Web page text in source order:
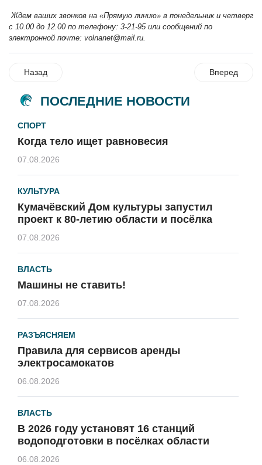
Ждем ваших звонков на «Прямую линию» в понедельник и четверг
с 10.00 до 12.00 по телефону: 3-21-95 или сообщений по
электронной почте: volnanet@mail.ru
Назад Вперед
ПОСЛЕДНИЕ НОВОСТИ
СПОРТ
Когда тело ищет равновесия
07.08.2026
КУЛЬТУРА
Кумачёвский Дом культуры запустил
проект к 80-летию области и посёлка
07.08.2026
ВЛАСТЬ
Машины не ставить!
07.08.2026
РАЗЪЯСНЯЕМ
Правила для сервисов аренды
электросамокатов
06.08.2026
ВЛАСТЬ
В 2026 году установят 16 станций
водоподготовки в посёлках области
06.08.2026